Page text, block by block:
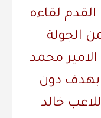
لقاءه
الجولة
محمد
بهدف دون
خالد